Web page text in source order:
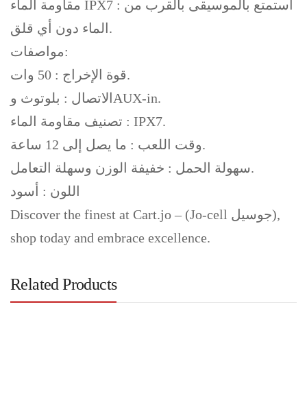
مقاومة الماء IPX7 : استمتع بالموسيقى بالقرب من
الماء دون أي قلق.
مواصفات:
قوة الإخراج : 50 وات.
الاتصال : بلوتوث وAUX-in.
تصنيف مقاومة الماء : IPX7.
وقت اللعب : ما يصل إلى 12 ساعة.
سهولة الحمل : خفيفة الوزن وسهلة التعامل.
اللون : أسود
Discover the finest at Cart.jo – (Jo-cell جوسيل),
shop today and embrace excellence.
Related Products